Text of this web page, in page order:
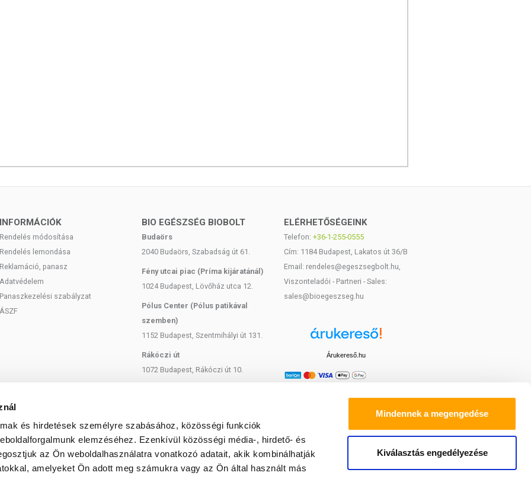
és hirdetések személyre szabásához, közösségi funkciók
elemzéséhez. Ezenkívül közösségi média-, hirdető- és
az Ön weboldalhasználatra vonatkozó adatait, akik kombinálhatják
amelyeket Ön adott meg számukra vagy az Ön által használt más
Mindennek a megengedése
Kiválasztás engedélyezése
INFORMÁCIÓK
Rendelés módosítása
Rendelés lemondása
Reklamáció, panasz
Adatvédelem
Panaszkezelési szabályzat
ÁSZF
BIO EGÉSZSÉG BIOBOLT
Budaörs
2040 Budaörs, Szabadság út 61.
Fény utcai piac (Príma kijáratánál)
1024 Budapest, Lövőház utca 12.
Pólus Center (Pólus patikával
szemben)
1152 Budapest, Szentmihályi út 131.
Rákóczi út
1072 Budapest, Rákóczi út 10.
Bartók Béla
1114 Budapest, Bartók Béla út 71.
ELÉRHETŐSÉGEINK
Telefon: +36-1-255-0555
Cím: 1184 Budapest, Lakatos út 36/B
Email: rendeles@egeszsegbolt.hu,
Viszonteladói - Partneri - Sales:
sales@bioegeszseg.hu
Árukereső.hu